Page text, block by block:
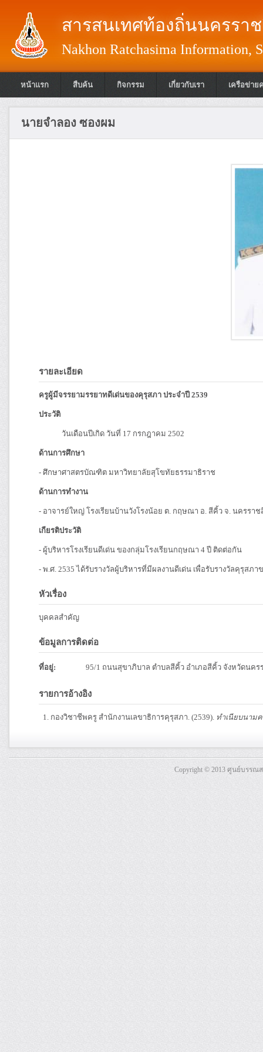
สารสนเทศท้องถิ่นนครรา
Nakhon Ratchasima Information,
หน้าแรก สืบค้น กิจกรรม เกี่ยวกับเรา เครือข่าย
นายจำลอง ซองผม
รายละเอียด
ครูผู้มีจรรยามรรยาทดีเด่นของคุรุสภา ประจำปี 2539
ประวัติ
วันเดือนปีเกิด วันที่ 17 กรกฎาคม 2502
ด้านการศึกษา
- ศึกษาศาสตรบัณฑิต มหาวิทยาลัยสุโขทัยธรรมาธิราช
ด้านการทำงาน
- อาจารย์ใหญ่ โรงเรียนบ้านวังโรงน้อย ต. กฤษณา อ. สีคิ้ว จ. นครราช
เกียรติประวัติ
- ผู้บริหารโรงเรียนดีเด่น ของกลุ่มโรงเรียนกฤษณา 4 ปี ติดต่อกัน
- พ.ศ. 2535 ได้รับรางวัลผู้บริหารที่มีผลงานดีเด่น เพื่อรับรางวัลคุรุสภ
หัวเรื่อง
บุคคลสำคัญ
ข้อมูลการติดต่อ
ที่อยู่: 95/1 ถนนสุขาภิบาล ตำบลสีคิ้ว อำเภอสีคิ้ว จังหวัดนคร
รายการอ้างอิง
กองวิชาชีพครู สำนักงานเลขาธิการคุรุสภา. (2539). ทำเนียบนาม
Copyright © 2013 ศูนย์บรร